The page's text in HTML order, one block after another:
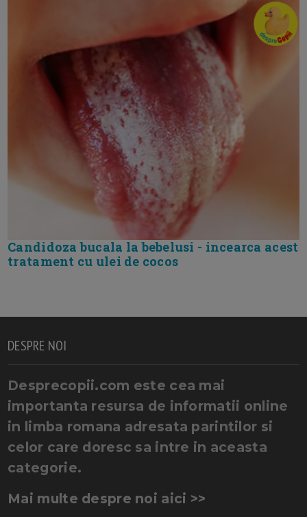
Candidoza bucala la bebelusi - incearca acest
tratament cu ulei de cocos
DESPRE NOI
Desprecopii.com este cea mai
importanta resursa de informatii online
in limba romana adresata parintilor si
celor care doresc sa intre in aceasta
categorie.
Mai multe despre noi aici >>